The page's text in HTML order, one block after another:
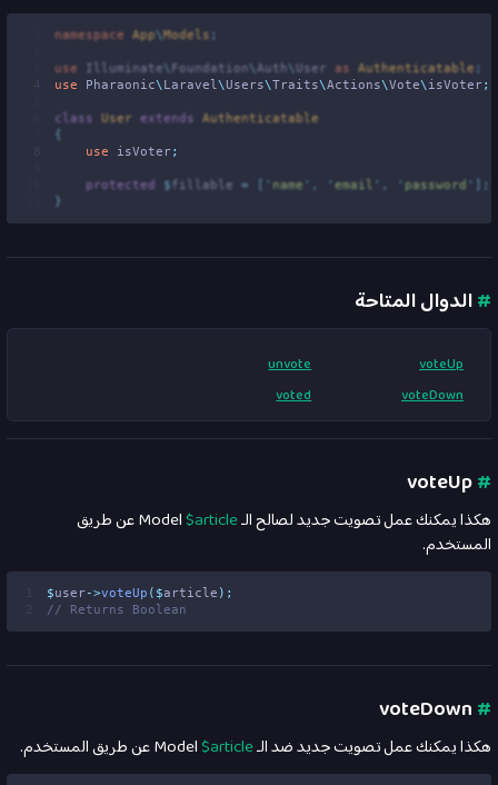
namespace App\Models ;
use Illuminate\ Foundation\Auth\ User as Authenticatable;
4
use Pharaonic\ Laravel \Users\Traits\Actions\Vote\ isVoter;
class User extends
Authenticatable
{
8
use isVoter;
protected $ fillable = ' name ' , ' email ' , ' password '
];
}
#الدوال المتاحة
voteUp
voteDown
unvote
voted
#
هكذا يمكنك عمل تصويت جديد لصالح الـ$article
Model عن طريق
المستخدم.
1 $user->voteUp ($article );
2
// Returns Boolean
#
هكذا يمكنك عمل تصويت جديد ضد الـ$article